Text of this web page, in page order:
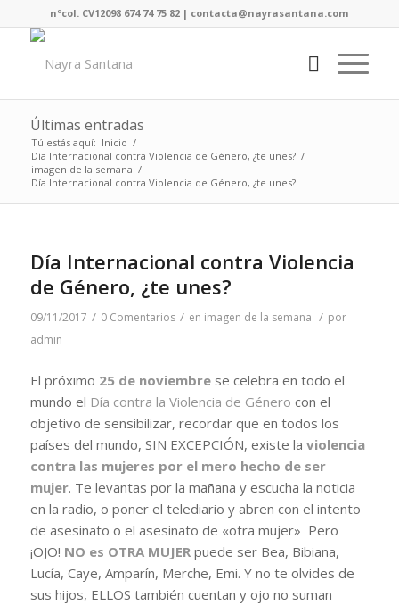
nºcol. CV12098 674 74 75 82 | contacta@nayrasantana.com
Últimas entradas
Tú estás aquí: Inicio /
Día Internacional contra Violencia de Género, ¿te unes? /
imagen de la semana /
Día Internacional contra Violencia de Género, ¿te unes?
Día Internacional contra Violencia
de Género, ¿te unes?
09/11/2017 / 0 Comentarios / en imagen de la semana / por
admin
El próximo 25 de noviembrese celebra en todo el
mundo el Día contra la Violencia de Género con el
objetivo de sensibilizar, recordar que en todos los
países del mundo, SIN EXCEPCIÓN, existe la violencia
contra las mujeres por el mero hecho de ser
mujer. Te levantas por la mañana y escucha la noticia
en la radio, o poner el telediario y abren con el intento
de asesinato o el asesinato de «otra mujer» Pero
¡OJO! NO es OTRA MUJERpuede ser Bea, Bibiana,
Lucía, Caye, Amparín, Merche, Emi. Y no te olvides de
sus hijos, ELLOS también cuentan y ojo no suman